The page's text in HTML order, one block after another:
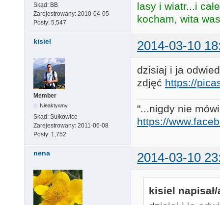
Skąd: BB
Zarejestrowany: 2010-04-05
Posty: 5,547
lasy i wiatr...i
kocham, wita
kisiel 2014-03-10
Member
Nieaktywny
Skąd: Sułkowice
Zarejestrowany: 2011-06-08
Posty: 1,752
dzisiaj i ja
zdjęć https://
"...nigdy nie
https://
nena 2014-03-10
kisiel napisał/